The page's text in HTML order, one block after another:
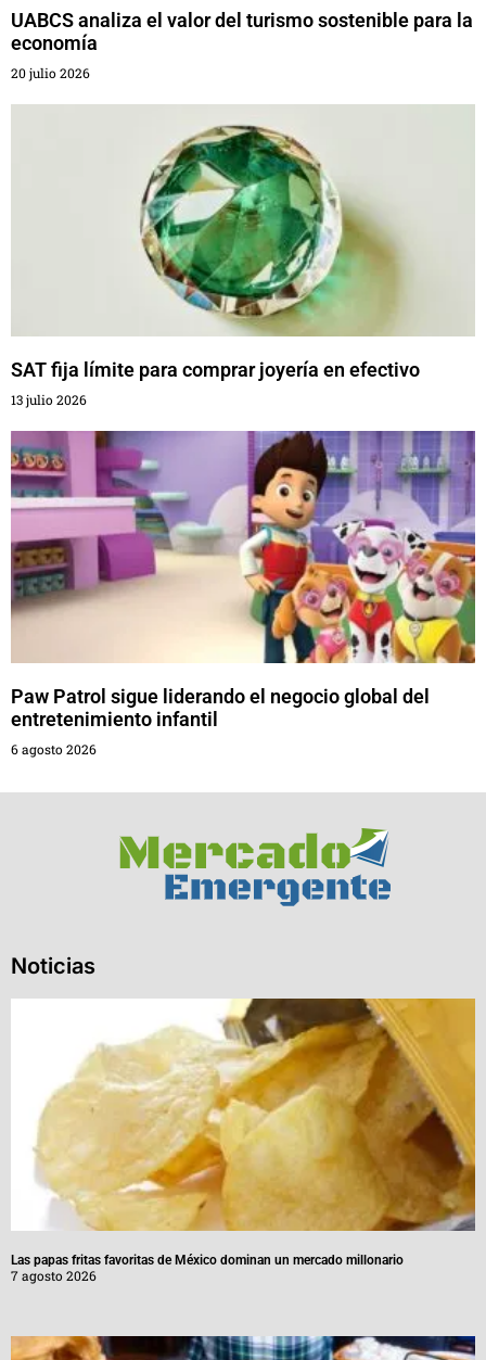
UABCS analiza el valor del turismo sostenible para la
economía
20 julio 2026
SAT fija límite para comprar joyería en efectivo
13 julio 2026
Paw Patrol sigue liderando el negocio global del
entretenimiento infantil
6 agosto 2026
Noticias
Las papas fritas favoritas de México dominan un mercado millonario
7 agosto 2026